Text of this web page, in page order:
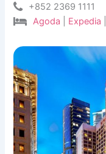
+852 2369 1111
Agoda
Expedia